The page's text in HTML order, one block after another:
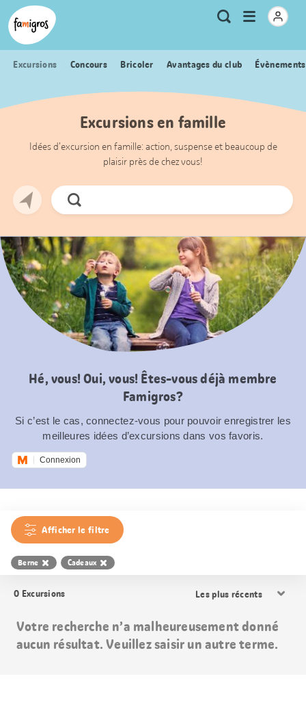
Signets
de
navigation
Header
Logo Métanavigation
RechercheOuvrir
Excursions Concours Bricoler Avantages du club
Excursions en famille
Idées d’excursion en famille: action, suspense et beaucoup de
plaisir près de chez vous!
Chercher
Hé, vous! Oui, vous! Êtes-vous déjà membre
Famigros?
Si c’est le cas, connectez-vous pour pouvoir enregistrer les
meilleures idées d’excursions dans vos favoris.
Connexion
Afficher le filtre
Berne Cadeaux
0 Excursions
les
Votre recherche n’a malheureusement donné
aucun résultat. Veuillez saisir un autre terme.